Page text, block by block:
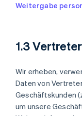
Weitergabe
1.3 Vertreter
Wir erheben,
Daten von
Geschäftskunden
um unsere